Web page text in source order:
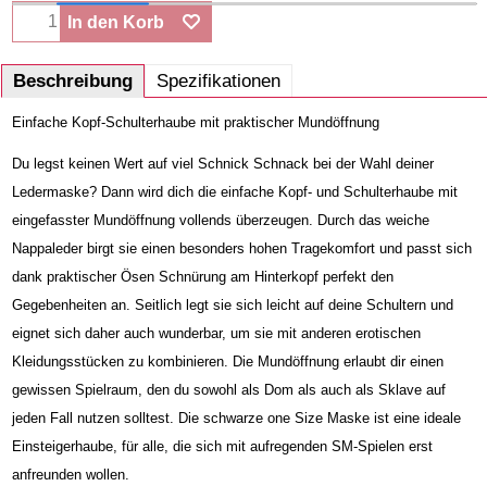
In den Korb
Beschreibung Spezifikationen
Einfache Kopf-Schulterhaube mit praktischer Mundöffnung
Du legst keinen Wert auf viel Schnick Schnack bei der Wahl deiner
Ledermaske? Dann wird dich die einfache Kopf- und Schulterhaube mit
eingefasster Mundöffnung vollends überzeugen. Durch das weiche
Nappaleder birgt sie einen besonders hohen Tragekomfort und passt sich
dank praktischer Ösen Schnürung am Hinterkopf perfekt den
Gegebenheiten an. Seitlich legt sie sich leicht auf deine Schultern und
eignet sich daher auch wunderbar, um sie mit anderen erotischen
Kleidungsstücken zu kombinieren. Die Mundöffnung erlaubt dir einen
gewissen Spielraum, den du sowohl als Dom als auch als Sklave auf
jeden Fall nutzen solltest. Die schwarze one Size Maske ist eine ideale
Einsteigerhaube, für alle, die sich mit aufregenden SM-Spielen erst
anfreunden wollen.